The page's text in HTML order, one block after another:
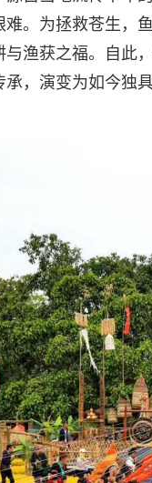
难。为拯救苍生，
渔获之福。自此
，演变为如今独